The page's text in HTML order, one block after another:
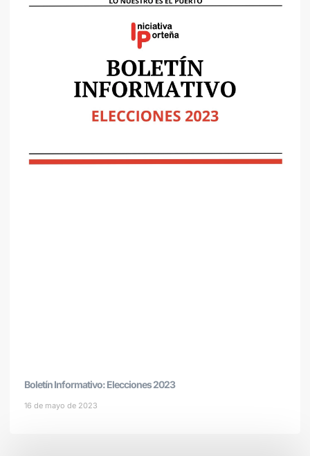
Boletín Informativo: Elecciones 2023
16 de mayo de 2023